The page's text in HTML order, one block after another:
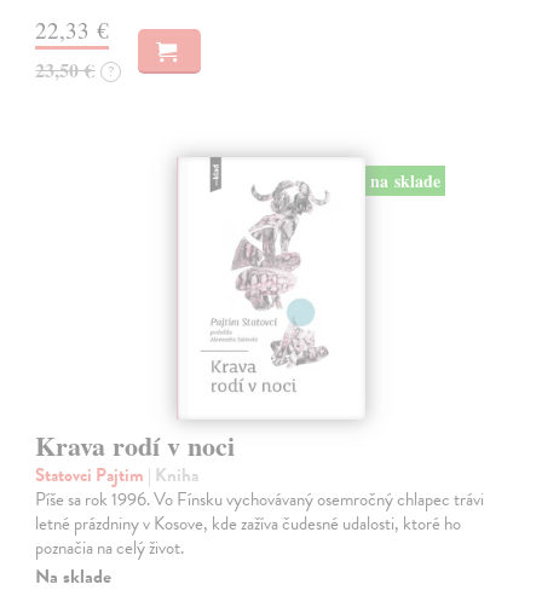
22,33 €
23,50 € ?
na sklade
Krava rodí v noci
Statovci Pajtim | Kniha
Píše sa rok 1996. Vo Fínsku vychovávaný osemročný chlapec trávi
letné prázdniny v Kosove, kde zažíva čudesné udalosti, ktoré ho
poznačia na celý život.
Na sklade